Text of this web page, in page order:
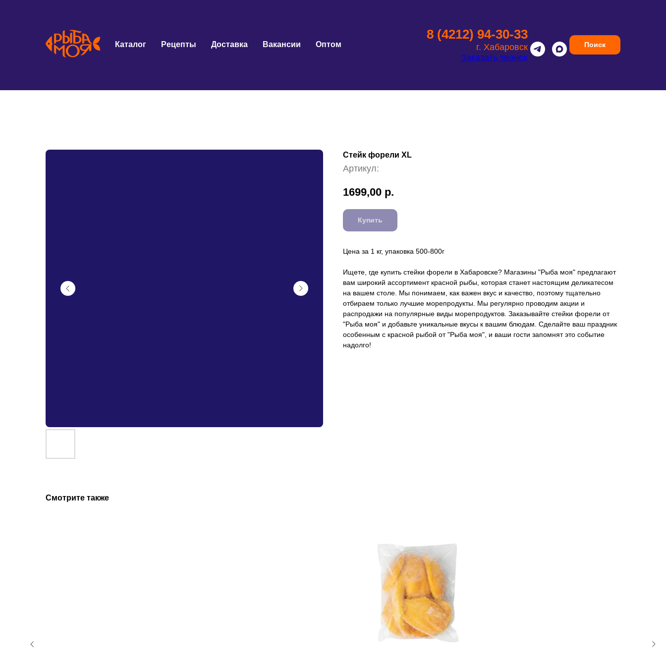
Каталог Рецепты Доставка Вакансии Оптом
8 (4212) 94-30-33
г. Хабаровск
Заказать звонок
Поиск
Стейк форели XL
Артикул:
1699,00 р.
Купить
Цена за 1 кг, упаковка 500-800г
Ищете, где купить стейки форели в Хабаровске? Магазины "Рыба моя" предлагают
вам широкий ассортимент красной рыбы, которая станет настоящим деликатесом
на вашем столе. Мы понимаем, как важен вкус и качество, поэтому тщательно
отбираем только лучшие морепродукты. Мы регулярно проводим акции и
распродажи на популярные виды морепродуктов. Заказывайте стейки форели от
"Рыба моя" и добавьте уникальные вкусы к вашим блюдам. Сделайте ваш праздник
особенным с красной рыбой от "Рыба моя", и ваши гости запомнят это событие
надолго!
Смотрите также